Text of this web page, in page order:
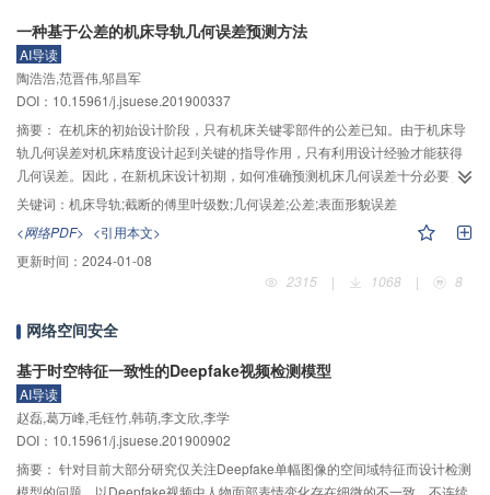
细菌觅食算法主体及其代价函数，在Simulink中搭建控制系统。最后，对整个
控制器模块进行联合仿真，仿真结果如下：主机器人的最大位置误差缩小到
1.53 mm，从机器人的最大力误差缩小到0.038 N。从机器人追踪主机器人的位
置误差控制在0.18 mm内，且从机器人可在0.2 s内快速修正主从速度偏差。仿
真结果表明：相比常规PD控制，本文所述控制方法可减少约40%的最大追踪误
差，且有效消除了力追踪过程中的过零振荡现象，提高了系统的实时追踪动态
性能。
一种基于公差的机床导轨几何误差预测方法
AI导读
陶浩浩,范晋伟,邬昌军
DOI：10.15961/j.jsuese.201900337
摘要： 在机床的初始设计阶段，只有机床关键零部件的公差已知。由于机床导
轨几何误差对机床精度设计起到关键的指导作用，只有利用设计经验才能获得
几何误差。因此，在新机床设计初期，如何准确预测机床几何误差十分必要。
基于机床导轨的各项公差，提出一种预测几何误差的方法。首先，采用截断的
傅里叶级数对导轨表面形貌误差进行拟合，建立了机床导轨公差与表面形貌误
差之间的映射关系，以及表面形貌误差与几何误差之间的映射关系，因为表面
形貌误差在公差和几何误差之间起到桥梁作用，因此建立了基于导轨公差的几
何误差预测模型。接着，对该预测模型进行仿真分析，结果表明，预测的几何
摆误差分别为17.12 μm、56.57 μm、70.71 μm、28.28 μrad、141.42 μrad、
113.14 μrad。最后，利用双频激光干涉仪对导轨几何误差进行测量，同时利用
傅里叶曲线拟合方法对测量结果进行拟合，拟合结果表明测量的几何误差分别
为16.96 μm、59.43 μm、68.63 μm、28.65 μrad、135.40 μrad、111.58
μrad。对仿真结果和测量结果进行差值比较，发现残差值最大不超过几何误差
值的10%，因此，在机床的设计阶段该方法可以有效地预测几何误差并代替几
何误差的实际测量，为机床设计者提供重要的理论依据。该方法的核心思想可
关键词： 机床导轨;截断的傅里叶级数;几何误差;公差;表面形貌误差
<网络PDF> <引用本文>
更新时间： 2024-01-08
2315
| 1068 | 8
网络空间安全
基于时空特征一致性的Deepfake视频检测模型
AI导读
赵磊,葛万峰,毛钰竹,韩萌,李文欣,李学
DOI：10.15961/j.jsuese.201900902
摘要： 针对目前大部分研究仅关注Deepfake单幅图像的空间域特征而设计检测
模型的问题，以Deepfake视频中人物面部表情变化存在细微的不一致、不连续